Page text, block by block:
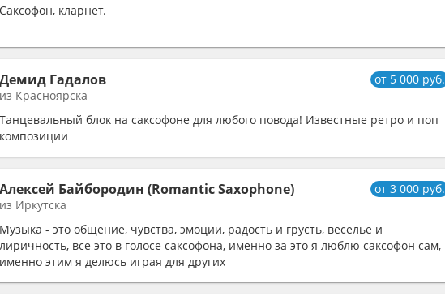
Саксофон, кларнет.
Демид Гадалов
от 5 000 руб.
из Красноярска
Танцевальный блок на саксофоне для любого повода! Известные ретро и поп
композиции
Алексей Байбородин (Romantic Saxophone)
от 3 000 руб.
из Иркутска
Музыка - это общение, чувства, эмоции, радость и грусть, веселье и
лиричность, все это в голосе саксофона, именно за это я люблю саксофон сам,
именно этим я делюсь играя для других